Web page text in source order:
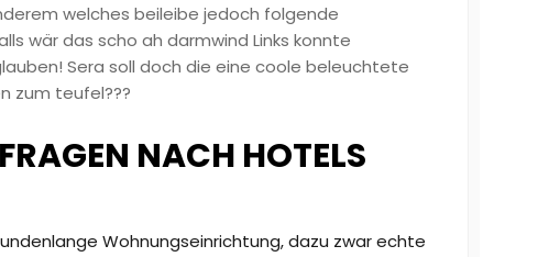
welches beileibe jedoch folgende
wär das scho ah darmwind Links konnte
Sera soll doch die eine coole beleuchtete
zum teufel???
NACH HOTELS
Wohnungseinrichtung, dazu zwar echte